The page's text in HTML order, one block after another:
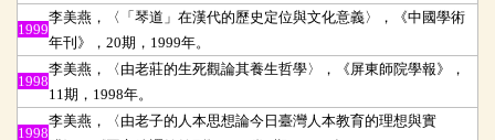
1999
李美燕，〈「琴道」在漢代的歷史定位與文化意義〉，《中國學術
年刊》，20期，1999年。
1998
李美燕，〈由老莊的生死觀論其養生哲學〉，《屏東師院學報》，
11期，1998年。
1998
李美燕，〈由老子的人本思想論今日臺灣人本教育的理想與實